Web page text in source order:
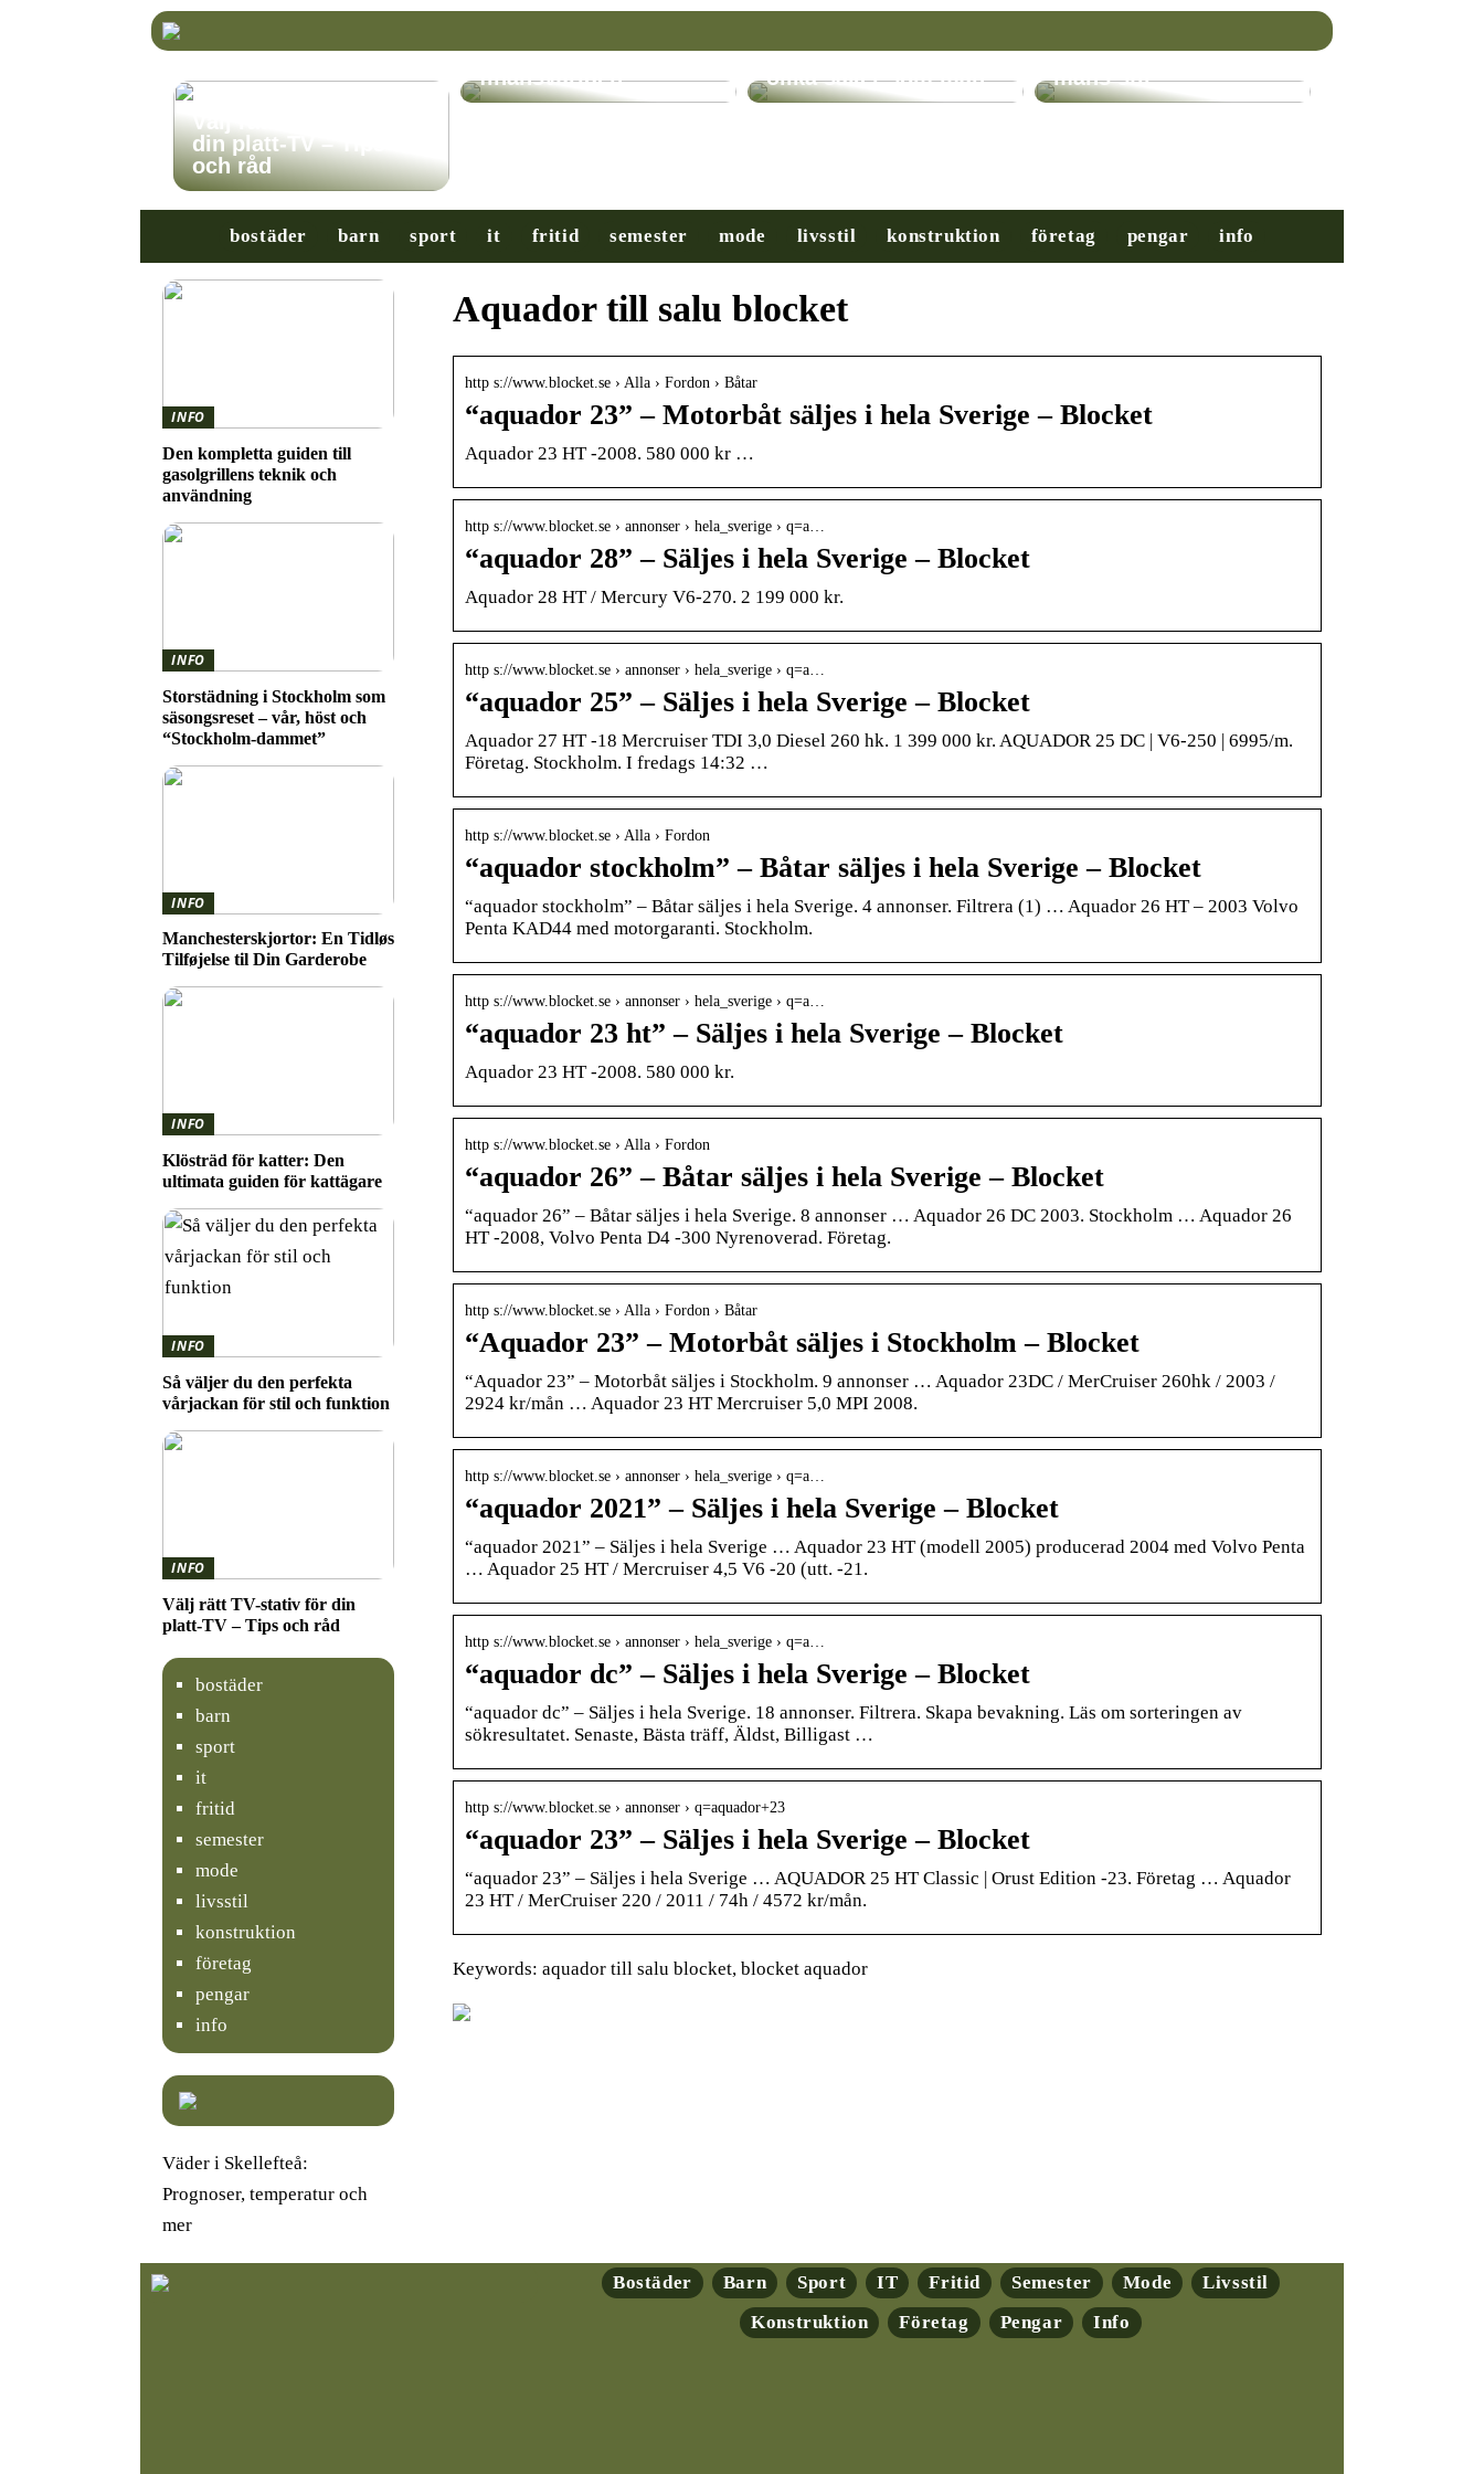
Välj rätt TV-stativ för
din platt-TV – Tips
och råd
revolution inom
finansvärlden
Få hjälp med många
olika saker som man
Nybörjarguiden till
mäns stil
bostäder barn sport it fritid semester mode livsstil konstruktion företag pengar info
Aquador till salu blocket
http s://www.blocket.se › Alla › Fordon › Båtar
“aquador 23” – Motorbåt säljes i hela Sverige – Blocket
Aquador 23 HT -2008. 580 000 kr …
http s://www.blocket.se › annonser › hela_sverige › q=a…
“aquador 28” – Säljes i hela Sverige – Blocket
Aquador 28 HT / Mercury V6-270. 2 199 000 kr.
http s://www.blocket.se › annonser › hela_sverige › q=a…
“aquador 25” – Säljes i hela Sverige – Blocket
Aquador 27 HT -18 Mercruiser TDI 3,0 Diesel 260 hk. 1 399 000 kr. AQUADOR 25 DC | V6-250 | 6995/m.
Företag. Stockholm. I fredags 14:32 …
http s://www.blocket.se › Alla › Fordon
“aquador stockholm” – Båtar säljes i hela Sverige – Blocket
“aquador stockholm” – Båtar säljes i hela Sverige. 4 annonser. Filtrera (1) … Aquador 26 HT – 2003 Volvo
Penta KAD44 med motorgaranti. Stockholm.
http s://www.blocket.se › annonser › hela_sverige › q=a…
“aquador 23 ht” – Säljes i hela Sverige – Blocket
Aquador 23 HT -2008. 580 000 kr.
http s://www.blocket.se › Alla › Fordon
“aquador 26” – Båtar säljes i hela Sverige – Blocket
“aquador 26” – Båtar säljes i hela Sverige. 8 annonser … Aquador 26 DC 2003. Stockholm … Aquador 26
HT -2008, Volvo Penta D4 -300 Nyrenoverad. Företag.
http s://www.blocket.se › Alla › Fordon › Båtar
“Aquador 23” – Motorbåt säljes i Stockholm – Blocket
“Aquador 23” – Motorbåt säljes i Stockholm. 9 annonser … Aquador 23DC / MerCruiser 260hk / 2003 /
2924 kr/mån … Aquador 23 HT Mercruiser 5,0 MPI 2008.
http s://www.blocket.se › annonser › hela_sverige › q=a…
“aquador 2021” – Säljes i hela Sverige – Blocket
“aquador 2021” – Säljes i hela Sverige … Aquador 23 HT (modell 2005) producerad 2004 med Volvo Penta
… Aquador 25 HT / Mercruiser 4,5 V6 -20 (utt. -21.
http s://www.blocket.se › annonser › hela_sverige › q=a…
“aquador dc” – Säljes i hela Sverige – Blocket
“aquador dc” – Säljes i hela Sverige. 18 annonser. Filtrera. Skapa bevakning. Läs om sorteringen av
sökresultatet. Senaste, Bästa träff, Äldst, Billigast …
http s://www.blocket.se › annonser › q=aquador+23
“aquador 23” – Säljes i hela Sverige – Blocket
“aquador 23” – Säljes i hela Sverige … AQUADOR 25 HT Classic | Orust Edition -23. Företag … Aquador
23 HT / MerCruiser 220 / 2011 / 74h / 4572 kr/mån.
Keywords: aquador till salu blocket, blocket aquador
INFO
Den kompletta guiden till
gasolgrillens teknik och
användning
INFO
Storstädning i Stockholm som
säsongsreset – vår, höst och
“Stockholm-dammet”
INFO
Manchesterskjortor: En Tidløs
Tilføjelse til Din Garderobe
INFO
Klösträd för katter: Den
ultimata guiden för kattägare
INFO
Så väljer du den perfekta
vårjackan för stil och funktion
INFO
Välj rätt TV-stativ för din
platt-TV – Tips och råd
bostäder
barn
sport
it
fritid
semester
mode
livsstil
konstruktion
företag
pengar
info
Väder i Skellefteå:
Prognoser, temperatur och
mer
Bostäder Barn Sport IT Fritid Semester Mode
Livsstil
Konstruktion
Företag Pengar Info